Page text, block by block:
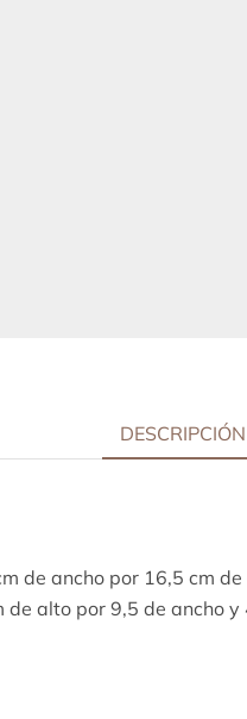
DESCRIPCIÓN
de ancho por 16,5 cm
de alto por 9,5 de ancho